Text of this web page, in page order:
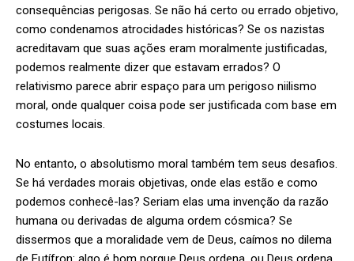
consequências perigosas. Se não há certo ou errado objetivo,
como condenamos atrocidades históricas? Se os nazistas
acreditavam que suas ações eram moralmente justificadas,
podemos realmente dizer que estavam errados? O
relativismo parece abrir espaço para um perigoso niilismo
moral, onde qualquer coisa pode ser justificada com base em
costumes locais.
No entanto, o absolutismo moral também tem seus desafios.
Se há verdades morais objetivas, onde elas estão e como
podemos conhecê-las? Seriam elas uma invenção da razão
humana ou derivadas de alguma ordem cósmica? Se
dissermos que a moralidade vem de Deus, caímos no dilema